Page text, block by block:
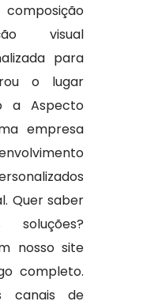
visual
para
o lugar
a Aspecto
empresa
Quer saber
nosso site
completo.
canais de